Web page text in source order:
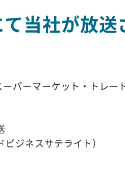
当社が放送
パーマーケット・トレー
ジネスサテライト）